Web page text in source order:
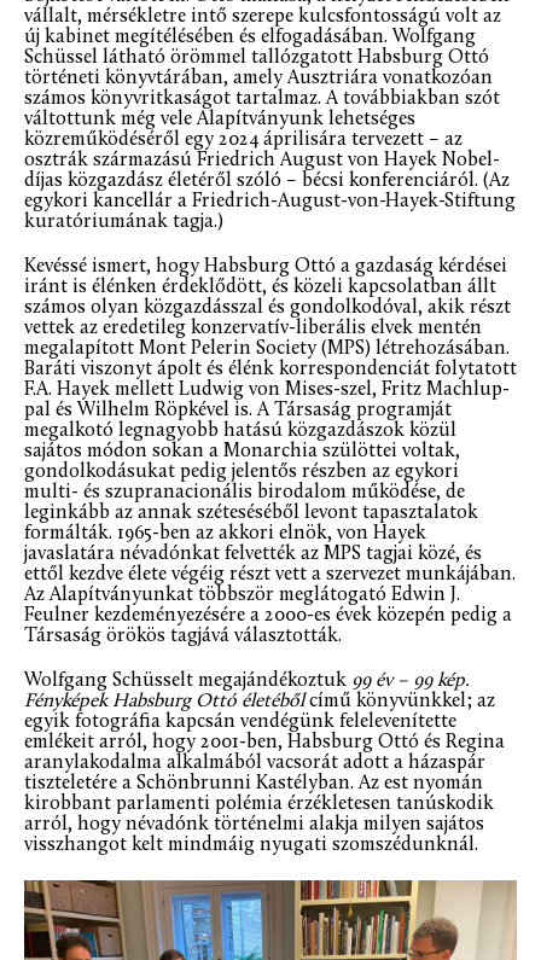
vállalt, mérsékletre intő szerepe kulcsfontosságú volt az
új kabinet megítélésében és elfogadásában. Wolfgang
Schüssel látható örömmel tallózgatott Habsburg Ottó
történeti könyvtárában, amely Ausztriára vonatkozóan
számos könyvritkaságot tartalmaz. A továbbiakban szót
váltottunk még vele Alapítványunk lehetséges
közreműködéséről egy 2024 áprilisára tervezett – az
osztrák származású Friedrich August von Hayek Nobel-
díjas közgazdász életéről szóló – bécsi konferenciáról. (Az
egykori kancellár a Friedrich-August-von-Hayek-Stiftung
kuratóriumának tagja.)
Kevéssé ismert, hogy Habsburg Ottó a gazdaság kérdései
iránt is élénken érdeklődött, és közeli kapcsolatban állt
számos olyan közgazdásszal és gondolkodóval, akik részt
vettek az eredetileg konzervatív-liberális elvek mentén
megalapított Mont Pelerin Society (MPS) létrehozásában.
Baráti viszonyt ápolt és élénk korrespondenciát folytatott
F.A. Hayek mellett Ludwig von Mises-szel, Fritz Machlup-
pal és Wilhelm Röpkével is. A Társaság programját
megalkotó legnagyobb hatású közgazdászok közül
sajátos módon sokan a Monarchia szülöttei voltak,
gondolkodásukat pedig jelentős részben az egykori
multi- és szupranacionális birodalom működése, de
leginkább az annak széteséséből levont tapasztalatok
formálták. 1965-ben az akkori elnök, von Hayek
javaslatára névadónkat felvették az MPS tagjai közé, és
ettől kezdve élete végéig részt vett a szervezet munkájában.
Az Alapítványunkat többször meglátogató Edwin J.
Feulner kezdeményezésére a 2000-es évek közepén pedig a
Társaság örökös tagjává választották.
Wolfgang Schüsselt megajándékoztuk 99 év – 99 kép.
Fényképek Habsburg Ottó életébőlcímű könyvünkkel; az
egyik fotográfia kapcsán vendégünk felelevenítette
emlékeit arról, hogy 2001-ben, Habsburg Ottó és Regina
aranylakodalma alkalmából vacsorát adott a házaspár
tiszteletére a Schönbrunni Kastélyban. Az est nyomán
kirobbant parlamenti polémia érzékletesen tanúskodik
arról, hogy névadónk történelmi alakja milyen sajátos
visszhangot kelt mindmáig nyugati szomszédunknál.